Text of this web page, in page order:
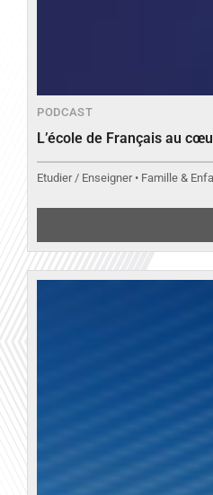
PODCAST
L’école de Français au
Etudier / Enseigner • Famille &